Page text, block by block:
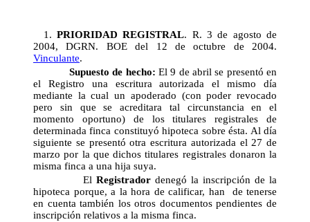
1.PRIORIDAD REGISTRAL. R. 3 de agosto de
2004, DGRN. BOE del 12 de octubre de 2004.
Vinculante.
Supuesto de hecho: El 9 de abril se presentó en
el Registro una escritura autorizada el mismo día
mediante la cual un apoderado (con poder revocado
pero sin que se acreditara tal circunstancia en el
momento oportuno) de los titulares registrales de
determinada finca constituyó hipoteca sobre ésta. Al día
siguiente se presentó otra escritura autorizada el 27 de
marzo por la que dichos titulares registrales donaron la
misma finca a una hija suya.
El Registrador denegó la inscripción de la
hipoteca porque, a la hora de calificar, han de tenerse
en cuenta también los otros documentos pendientes de
inscripción relativos a la misma finca.